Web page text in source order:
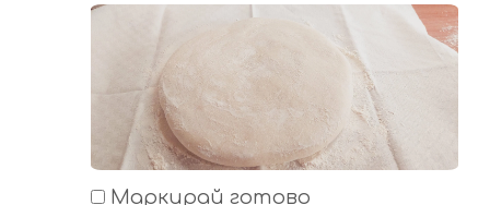
Маркирай готово